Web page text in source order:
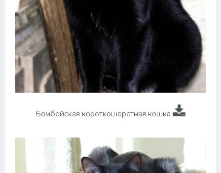
Бомбейская короткошерстная кошка